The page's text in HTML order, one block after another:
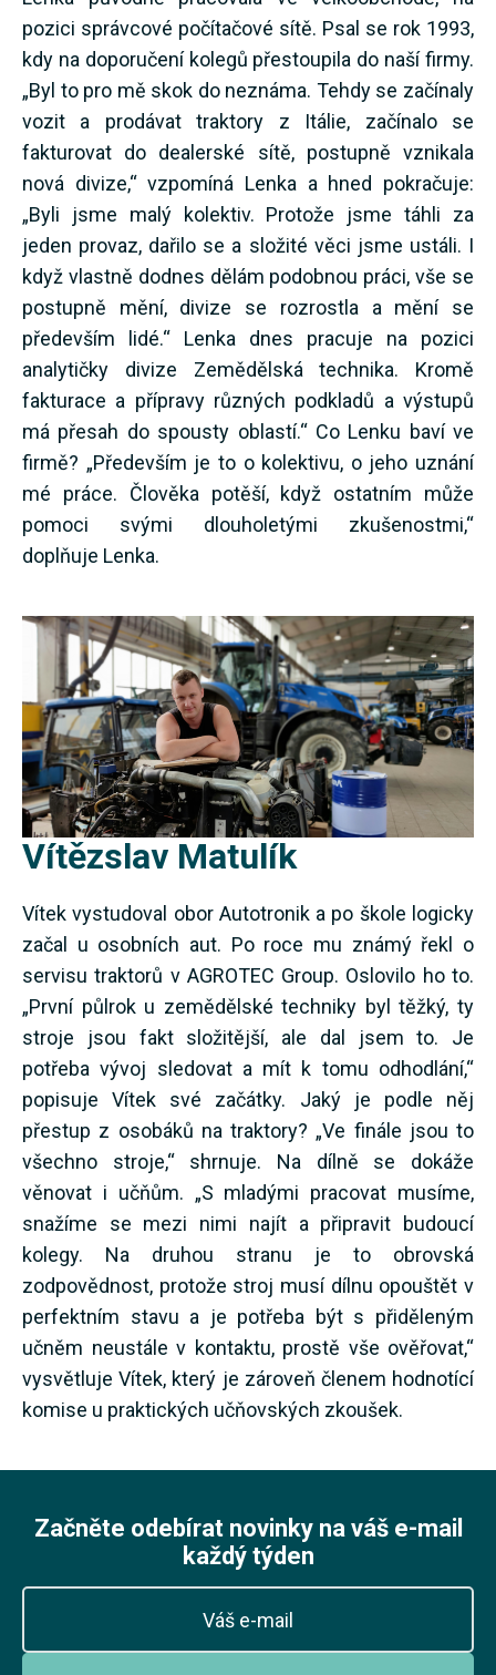
pozici správcové počítačové sítě. Psal se rok 1993,
kdy na doporučení kolegů přestoupila do naší firmy.
„Byl to pro mě skok do neznáma. Tehdy se začínaly
vozit a prodávat traktory z Itálie, začínalo se
fakturovat do dealerské sítě, postupně vznikala
nová divize,“ vzpomíná Lenka a hned pokračuje:
„Byli jsme malý kolektiv. Protože jsme táhli za
jeden provaz, dařilo se a složité věci jsme ustáli. I
když vlastně dodnes dělám podobnou práci, vše se
postupně mění, divize se rozrostla a mění se
především lidé.“ Lenka dnes pracuje na pozici
analytičky divize Zemědělská technika. Kromě
fakturace a přípravy různých podkladů a výstupů
má přesah do spousty oblastí.“ Co Lenku baví ve
firmě? „Především je to o kolektivu, o jeho uznání
mé práce. Člověka potěší, když ostatním může
pomoci svými dlouholetými zkušenostmi,“
doplňuje Lenka.
Vítězslav Matulík
Vítek vystudoval obor Autotronik a po škole logicky
začal u osobních aut. Po roce mu známý řekl o
servisu traktorů v AGROTEC Group. Oslovilo ho to.
„První půlrok u zemědělské techniky byl těžký, ty
stroje jsou fakt složitější, ale dal jsem to. Je
potřeba vývoj sledovat a mít k tomu odhodlání,“
popisuje Vítek své začátky. Jaký je podle něj
přestup z osobáků na traktory? „Ve finále jsou to
všechno stroje,“ shrnuje. Na dílně se dokáže
věnovat i učňům. „S mladými pracovat musíme,
snažíme se mezi nimi najít a připravit budoucí
kolegy. Na druhou stranu je to obrovská
zodpovědnost, protože stroj musí dílnu opouštět v
perfektním stavu a je potřeba být s přiděleným
učněm neustále v kontaktu, prostě vše ověřovat,“
vysvětluje Vítek, který je zároveň členem hodnotící
komise u praktických učňovských zkoušek.
Začněte odebírat novinky na váš e-mail
každý týden